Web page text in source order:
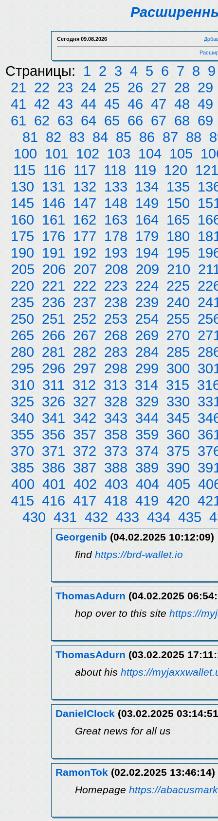
Сегодня 09.08.2026
Страницы: 1 2 3 4 5 6 7 8 9
21 22 23 24 25 26 27 28 29
41 42 43 44 45 46 47 48 49
61 62 63 64 65 66 67 68 69
81 82 83 84 85 86 87 88
100 101 102 103 104 105
115 116 117 118 119 120 121
130 131 132 133 134 135
145 146 147 148 149 150
160 161 162 163 164 165
175 176 177 178 179 180
190 191 192 193 194 195
205 206 207 208 209 210
220 221 222 223 224 225
235 236 237 238 239 240
250 251 252 253 254 255
265 266 267 268 269 270
280 281 282 283 284 285
295 296 297 298 299 300
310 311 312 313 314 315
325 326 327 328 329 330
340 341 342 343 344 345
355 356 357 358 359 360
370 371 372 373 374 375
385 386 387 388 389 390
400 401 402 403 404 405
415 416 417 418 419 420
430 431 432 433 434 435
Georgenib (04.02.2025 10:12:09)
find https://brd-wallet.io
ThomasAdurn (04.02.2025
hop over to this site https://
ThomasAdurn (03.02.2025
about his https://
DanielClock (03.02.2025
Great news for all us
RamonTok (02.02.2025 13:46:14)
Homepage https://